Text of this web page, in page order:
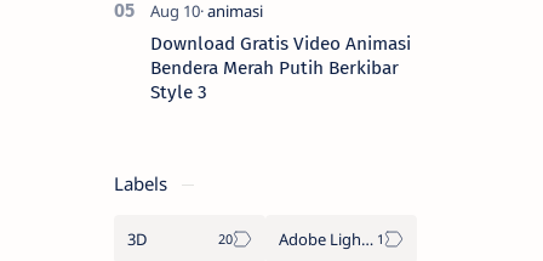
Download Gratis Video Animasi
Bendera Merah Putih Berkibar
Style 3
Labels
3D Adobe Lightroom